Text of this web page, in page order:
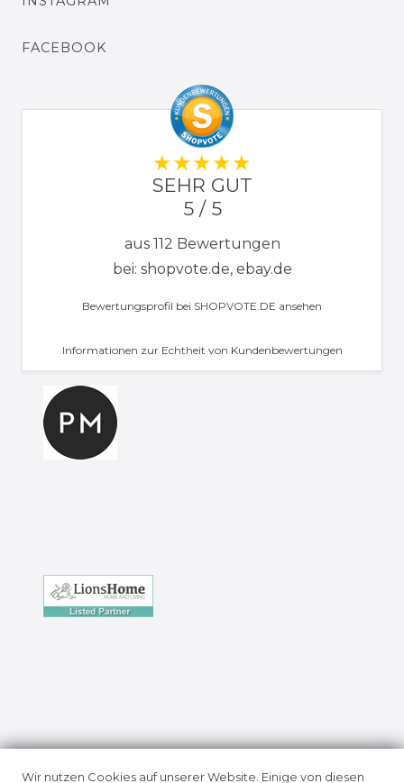
FACEBOOK
SEHR GUT
5 / 5
aus 112 Bewertungen
bei: shopvote.de, ebay.de
Bewertungsprofil bei SHOPVOTE.DE ansehen
Informationen zur Echtheit von Kundenbewertungen
Impressum Daten­schutz­erklärung
Wir nutzen Cookies auf unserer Website. Einige von diesen